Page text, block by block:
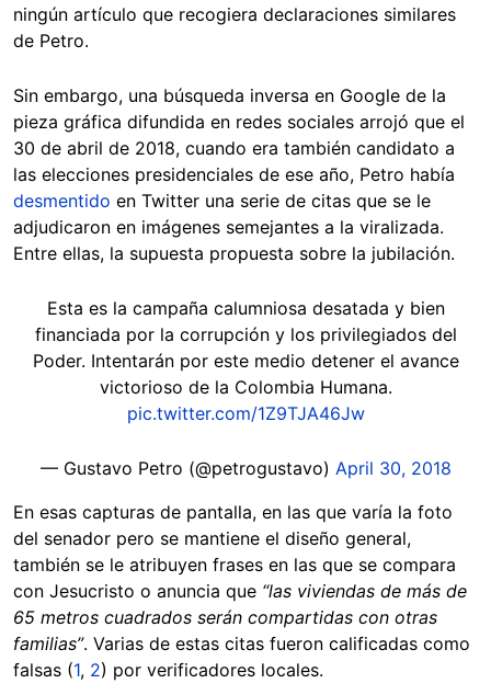
ningún artículo que recogiera declaraciones similares
de Petro.
Sin embargo, una búsqueda inversa en Google de la
pieza gráfica difundida en redes sociales arrojó que el
30 de abril de 2018, cuando era también candidato a
las elecciones presidenciales de ese año, Petro había
desmentido en Twitter una serie de citas que se le
adjudicaron en imágenes semejantes a la viralizada.
Entre ellas, la supuesta propuesta sobre la jubilación.
Esta es la campaña calumniosa desatada y bien
financiada por la corrupción y los privilegiados del
Poder. Intentarán por este medio detener el avance
victorioso de la Colombia Humana.
pic.twitter.com/1Z9TJA46Jw
— Gustavo Petro (@petrogustavo) April 30, 2018
En esas capturas de pantalla, en las que varía la foto
del senador pero se mantiene el diseño general,
también se le atribuyen frases en las que se compara
con Jesucristo o anuncia que “las viviendas de más de
65 metros cuadrados serán compartidas con otras
familias”. Varias de estas citas fueron calificadas como
falsas (1, 2) por verificadores locales.